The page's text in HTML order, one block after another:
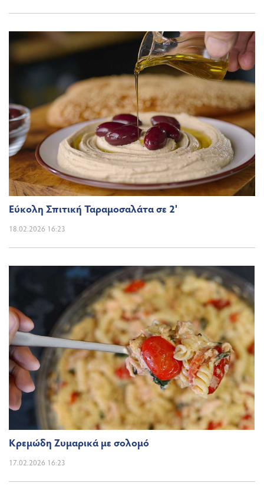
Εύκολη Σπιτική Ταραμοσαλάτα σε 2'
18.02.2026 16:23
Κρεμώδη Ζυμαρικά με σολομό
17.02.2026 16:23